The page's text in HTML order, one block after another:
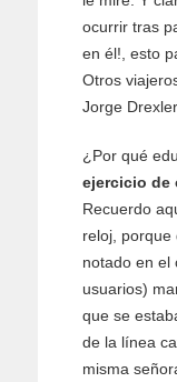
ocurrir tras
en él!, esto
Otros
Jorge
¿Por qué
ejercicio de
Recuerdo
reloj, porque
notado en el
usuarios)
que se
de la línea
misma